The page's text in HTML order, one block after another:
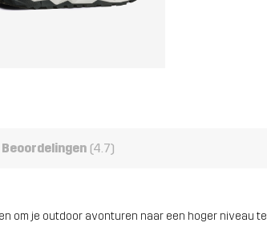
Beoordelingen (4.7)
om je outdoor avonturen naar een hoger niveau te